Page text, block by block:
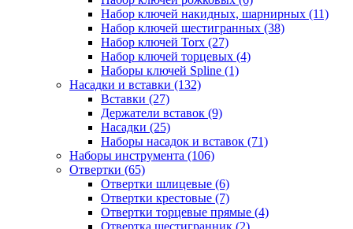
Набор ключей накидных, шарнирных (11)
Набор ключей шестигранных (38)
Набор ключей Torx (27)
Набор ключей торцевых (4)
Наборы ключей Spline (1)
Насадки и вставки (132)
Вставки (27)
Держатели вставок (9)
Насадки (25)
Наборы насадок и вставок (71)
Наборы инструмента (106)
Отвертки (65)
Отвертки шлицевые (6)
Отвертки крестовые (7)
Отвертки торцевые прямые (4)
Отвертка шестигранник (2)